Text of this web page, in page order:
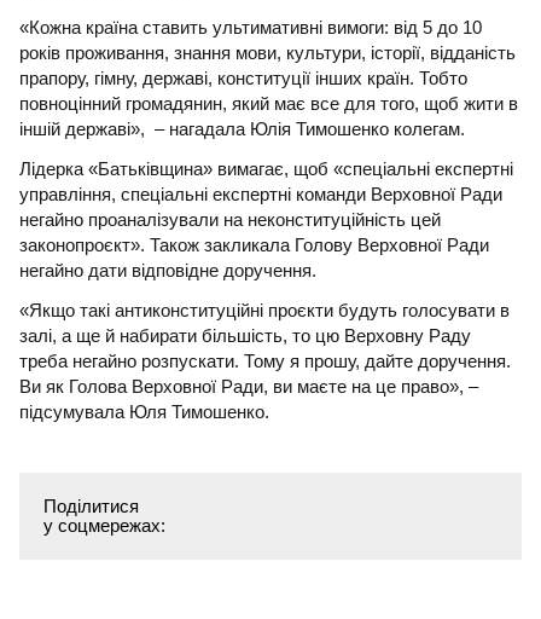
«Кожна країна ставить ультимативні вимоги: від 5 до 10
років проживання, знання мови, культури, історії, відданість
прапору, гімну, державі, конституції інших країн. Тобто
повноцінний громадянин, який має все для того, щоб жити в
іншій державі», – нагадала Юлія Тимошенко колегам.
Лідерка «Батьківщина» вимагає, щоб «спеціальні експертні
управління, спеціальні експертні команди Верховної Ради
негайно проаналізували на неконституційність цей
законопроєкт». Також закликала Голову Верховної Ради
негайно дати відповідне доручення.
«Якщо такі антиконституційні проєкти будуть голосувати в
залі, а ще й набирати більшість, то цю Верховну Раду
треба негайно розпускати. Тому я прошу, дайте доручення.
Ви як Голова Верховної Ради, ви маєте на це право», –
підсумувала Юля Тимошенко.
Поділитися
у соцмережах: